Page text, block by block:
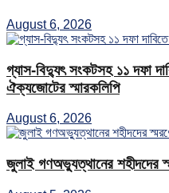
August 6, 2026
গ্যাস-বিদ্যুৎ সংকটসহ ১১ দফা
ঐক্যজোটের স্মারকলিপি
August 6, 2026
জুলাই গণঅভ্যুত্থানের শহীদদের